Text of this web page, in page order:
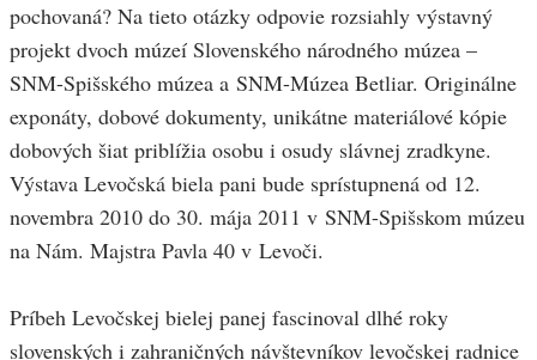
pochovaná? Na tieto otázky odpovie rozsiahly výstavný
projekt dvoch múzeí Slovenského národného múzea –
SNM-Spišského múzea a SNM-Múzea Betliar. Originálne
exponáty, dobové dokumenty, unikátne materiálové kópie
dobových šiat priblížia osobu i osudy slávnej zradkyne.
Výstava Levočská biela pani bude sprístupnená od 12.
novembra 2010 do 30. mája 2011 v SNM-Spišskom múzeu
na Nám. Majstra Pavla 40 v Levoči.
Príbeh Levočskej bielej panej fascinoval dlhé roky
slovenských i zahraničných návštevníkov levočskej radnice